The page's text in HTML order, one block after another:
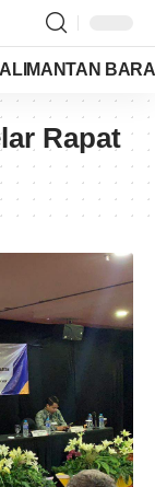
Rapat